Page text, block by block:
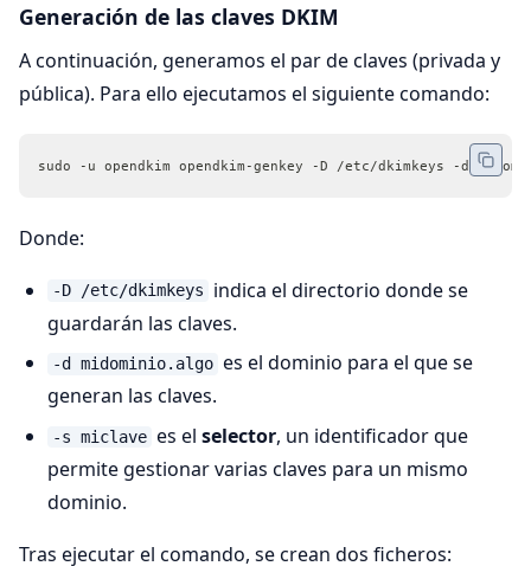
Generación de las claves DKIM
A continuación, generamos el par de claves (privada y
pública). Para ello ejecutamos el siguiente comando:
sudo -u opendkim opendkim-genkey -D /etc/dkimkeys -d
Donde:
-D /etc/dkimkeys
indica el directorio donde se
guardarán las claves.
-d midominio.algo es el dominio para el que se
generan las claves.
-s miclave es elselector, un identificador que
permite gestionar varias claves para un mismo
dominio.
Tras ejecutar el comando, se crean dos ficheros: